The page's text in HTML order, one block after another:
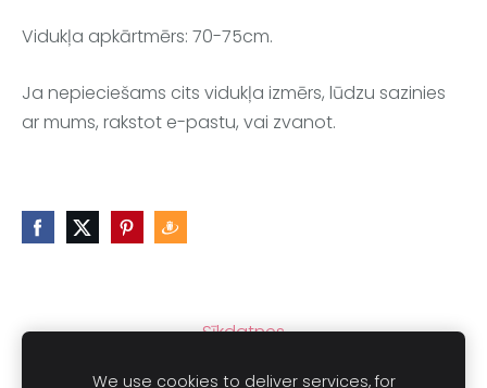
Vidukļa apkārtmērs: 70-75cm.
Ja nepieciešams cits vidukļa izmērs, lūdzu sazinies
ar mums, rakstot e-pastu, vai zvanot.
Sīkdatnes
We use cookies to deliver services, for